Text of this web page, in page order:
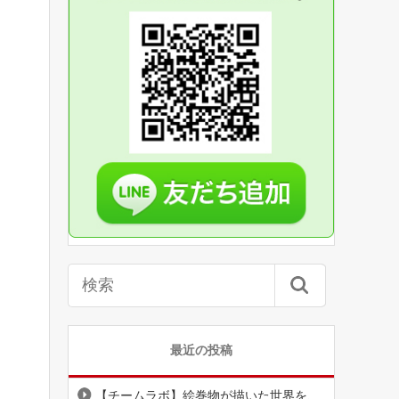
最近の投稿
【チームラボ】絵巻物が描いた世界を、